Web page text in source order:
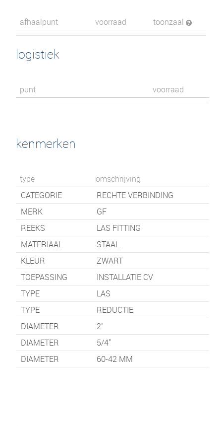
afhaalpunt voorraad toonzaal
logistiek
punt voorraad
kenmerken
type
omschrijving
CATEGORIE
RECHTE VERBINDING
MERK
GF
REEKS
LAS FITTING
MATERIAAL
STAAL
KLEUR
ZWART
TOEPASSING
INSTALLATIE CV
TYPE
LAS
TYPE
REDUCTIE
DIAMETER
2"
DIAMETER
5/4"
DIAMETER
60-42 MM